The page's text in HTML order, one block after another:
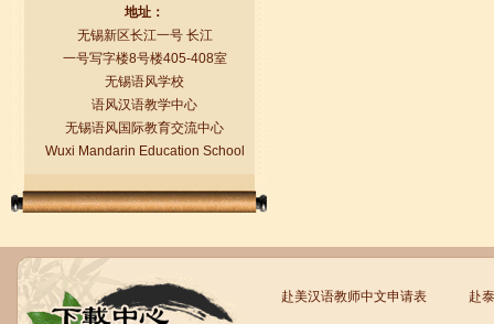
的有最简单的汉语学习方法，我学习汉
语的速度比我原来打算的快得多。我的
汉语老师们都非常可...
地址：
无锡新区长江一号 长江
一号写字楼8号楼405-408室
无锡语风学校
语风汉语教学中心
无锡语风国际教育交流中心
Wuxi Mandarin Education School
赴美汉语教师中文申请表 赴